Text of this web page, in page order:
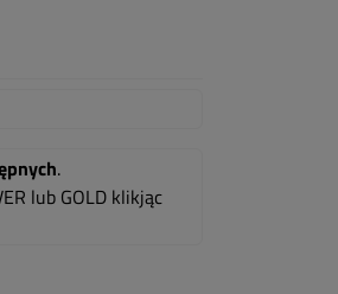
.
lub GOLD klikjąc